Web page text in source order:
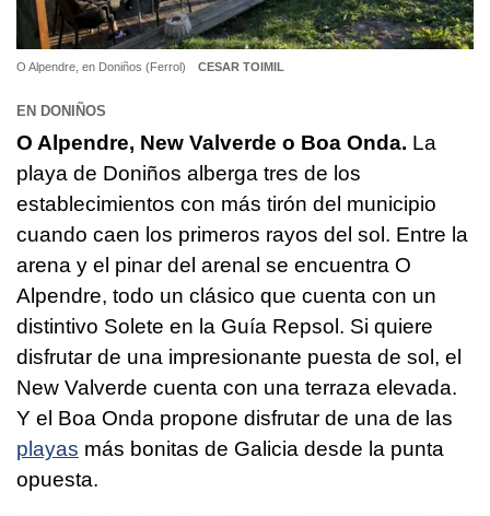
O Alpendre, en Doniños (Ferrol) CESAR TOIMIL
EN DONIÑOS
O Alpendre, New Valverde o Boa Onda. La
playa de Doniños alberga tres de los
establecimientos con más tirón del municipio
cuando caen los primeros rayos del sol. Entre la
arena y el pinar del arenal se encuentra O
Alpendre, todo un clásico que cuenta con un
distintivo Solete en la Guía Repsol. Si quiere
disfrutar de una impresionante puesta de sol, el
New Valverde cuenta con una terraza elevada.
Y el Boa Onda propone disfrutar de una de las
playas más bonitas de Galicia desde la punta
opuesta.